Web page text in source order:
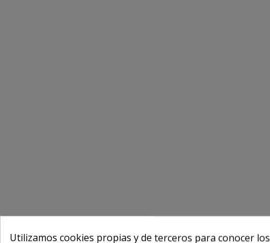
Utilizamos cookies propias y de terceros para conocer